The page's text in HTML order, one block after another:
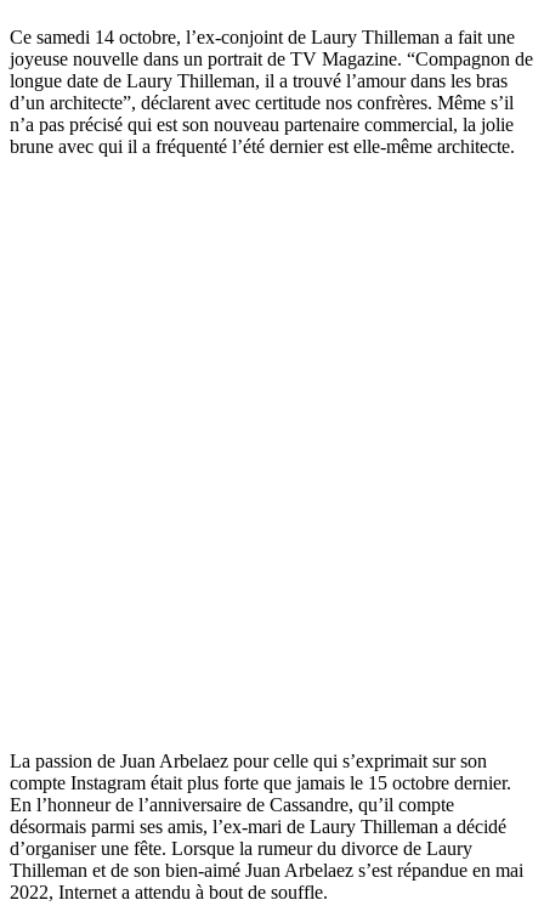
Ce samedi 14 octobre, l’ex-conjoint de Laury Thilleman a fait une
joyeuse nouvelle dans un portrait de TV Magazine. “Compagnon de
longue date de Laury Thilleman, il a trouvé l’amour dans les bras
d’un architecte”, déclarent avec certitude nos confrères. Même s’il
n’a pas précisé qui est son nouveau partenaire commercial, la jolie
brune avec qui il a fréquenté l’été dernier est elle-même architecte.
La passion de Juan Arbelaez pour celle qui s’exprimait sur son
compte Instagram était plus forte que jamais le 15 octobre dernier.
En l’honneur de l’anniversaire de Cassandre, qu’il compte
désormais parmi ses amis, l’ex-mari de Laury Thilleman a décidé
d’organiser une fête. Lorsque la rumeur du divorce de Laury
Thilleman et de son bien-aimé Juan Arbelaez s’est répandue en mai
2022, Internet a attendu à bout de souffle.